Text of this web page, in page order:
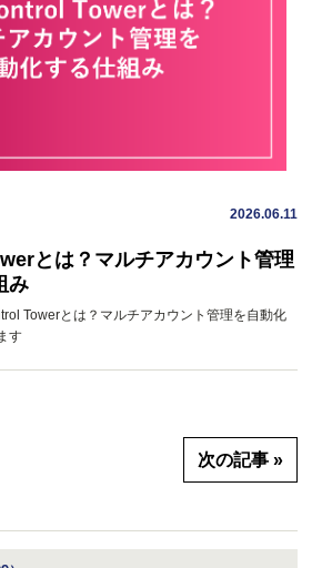
2026.06.11
とは？マルチアカウント管理
み
Towerとは？マルチアカウント管理を自動化
す
次の記事 »